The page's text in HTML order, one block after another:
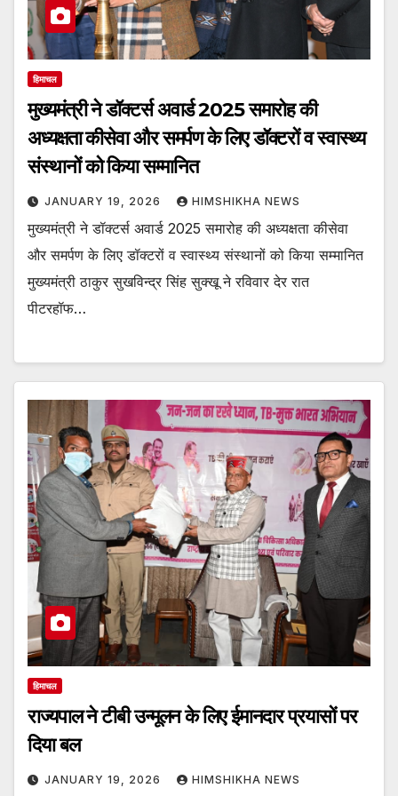
हिमाचल
मुख्यमंत्री ने डॉक्टर्स अवार्ड 2025 समारोह की
अध्यक्षता कीसेवा और समर्पण के लिए डॉक्टरों व स्वास्थ्य
संस्थानों को किया सम्मानित
JANUARY 19, 2026 HIMSHIKHA NEWS
मुख्यमंत्री ने डॉक्टर्स अवार्ड 2025 समारोह की अध्यक्षता कीसेवा
और समर्पण के लिए डॉक्टरों व स्वास्थ्य संस्थानों को किया सम्मानित
मुख्यमंत्री ठाकुर सुखविन्द्र सिंह सुक्खू ने रविवार देर रात
पीटरहॉफ…
हिमाचल
राज्यपाल ने टीबी उन्मूलन के लिए ईमानदार प्रयासों पर
दिया बल
JANUARY 19, 2026 HIMSHIKHA NEWS